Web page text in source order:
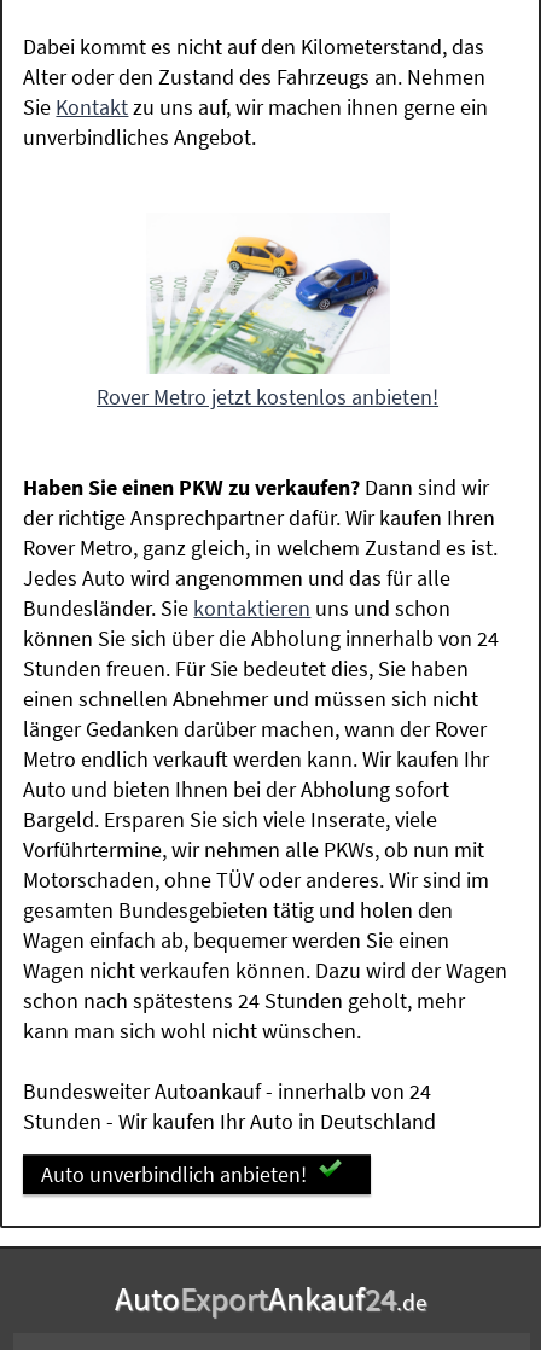
Dabei kommt es nicht auf den Kilometerstand, das
Alter oder den Zustand des Fahrzeugs an. Nehmen
Sie Kontaktzu uns auf, wir machen ihnen gerne ein
unverbindliches Angebot.
Rover Metro jetzt kostenlos anbieten!
Haben Sie einen PKW zu verkaufen? Dann sind wir
der richtige Ansprechpartner dafür. Wir kaufen Ihren
Rover Metro, ganz gleich, in welchem Zustand es ist.
Jedes Auto wird angenommen und das für alle
Bundesländer. Sie kontaktieren uns und schon
können Sie sich über die Abholung innerhalb von 24
Stunden freuen. Für Sie bedeutet dies, Sie haben
einen schnellen Abnehmer und müssen sich nicht
länger Gedanken darüber machen, wann der Rover
Metro endlich verkauft werden kann. Wir kaufen Ihr
Auto und bieten Ihnen bei der Abholung sofort
Bargeld. Ersparen Sie sich viele Inserate, viele
Vorführtermine, wir nehmen alle PKWs, ob nun mit
Motorschaden, ohne TÜV oder anderes. Wir sind im
gesamten Bundesgebieten tätig und holen den
Wagen einfach ab, bequemer werden Sie einen
Wagen nicht verkaufen können. Dazu wird der Wagen
schon nach spätestens 24 Stunden geholt, mehr
kann man sich wohl nicht wünschen.
Bundesweiter Autoankauf - innerhalb von 24
Stunden - Wir kaufen Ihr Auto in Deutschland
Auto unverbindlich anbieten!
AutoExportAnkauf24.de